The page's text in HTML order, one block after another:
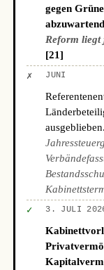
gegen
Reform liegt
[21]
✗ JUNI
ausgeblieben.
✓ 3. JULI